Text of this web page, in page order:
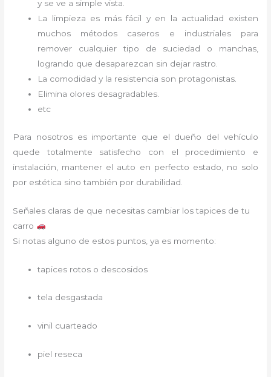
y se ve a simple vista.
La limpieza es más fácil y en la actualidad existen
muchos métodos caseros e industriales para
remover cualquier tipo de suciedad o manchas,
logrando que desaparezcan sin dejar rastro.
La comodidad y la resistencia son protagonistas.
Elimina olores desagradables.
etc
Para nosotros es importante que el dueño del vehículo
quede totalmente satisfecho con el procedimiento e
instalación, mantener el auto en perfecto estado, no solo
por estética sino también por durabilidad.
Señales claras de que necesitas cambiar los tapices de tu
carro
Si notas alguno de estos puntos, ya es momento:
tapices rotos o descosidos
tela desgastada
vinil cuarteado
piel reseca